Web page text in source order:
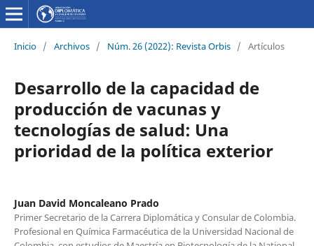
Inicio / Archivos / Núm. 26 (2022): Revista Orbis / Artículos
Desarrollo de la capacidad de
producción de vacunas y
tecnologías de salud: Una
prioridad de la política exterior
Juan David Moncaleano Prado
Primer Secretario de la Carrera Diplomática y Consular de Colombia.
Profesional en Química Farmacéutica de la Universidad Nacional de